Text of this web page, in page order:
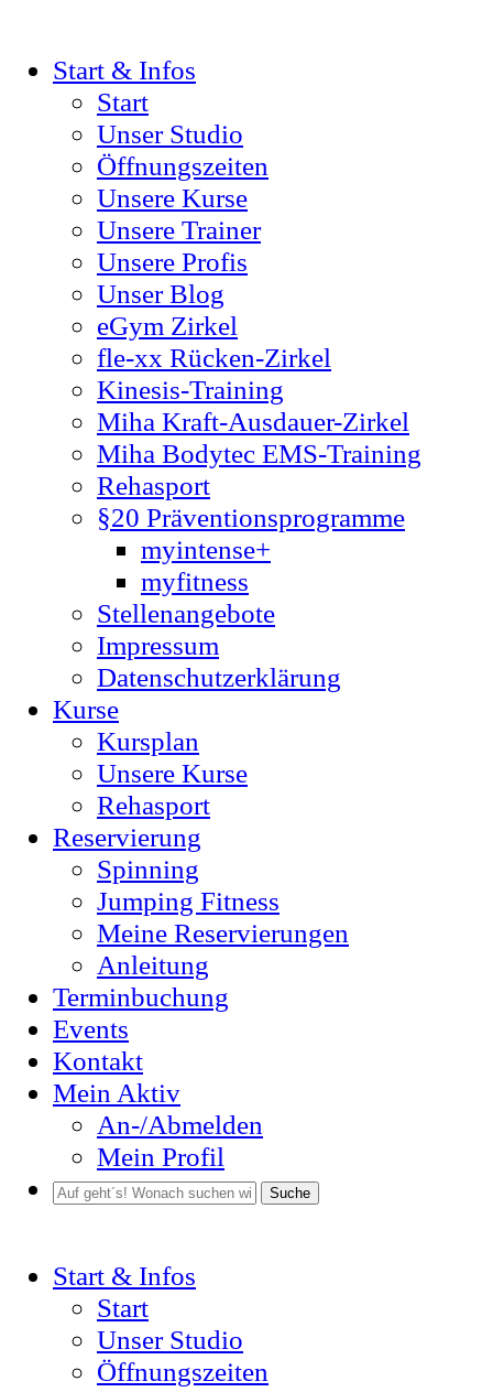
Start & Infos
Start
Unser Studio
Öffnungszeiten
Unsere Kurse
Unsere Trainer
Unsere Profis
Unser Blog
eGym Zirkel
fle-xx Rücken-Zirkel
Kinesis-Training
Miha Kraft-Ausdauer-Zirkel
Miha Bodytec EMS-Training
Rehasport
§20 Präventionsprogramme
myintense+
myfitness
Stellenangebote
Impressum
Datenschutzerklärung
Kurse
Kursplan
Unsere Kurse
Rehasport
Reservierung
Spinning
Jumping Fitness
Meine Reservierungen
Anleitung
Terminbuchung
Events
Kontakt
Mein Aktiv
An-/Abmelden
Mein Profil
Suche
Start & Infos
Start
Unser Studio
Öffnungszeiten